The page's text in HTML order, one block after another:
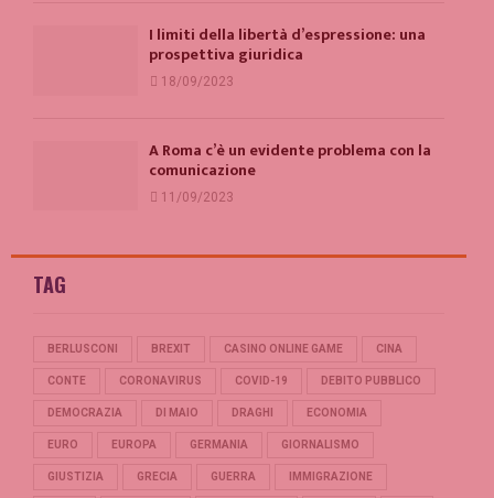
I limiti della libertà d’espressione: una
prospettiva giuridica
18/09/2023
A Roma c’è un evidente problema con la
comunicazione
11/09/2023
TAG
BERLUSCONI BREXIT CASINO ONLINE GAME CINA
CONTE CORONAVIRUS COVID-19 DEBITO PUBBLICO
DEMOCRAZIA DI MAIO DRAGHI ECONOMIA
EURO EUROPA GERMANIA GIORNALISMO
GIUSTIZIA GRECIA GUERRA IMMIGRAZIONE